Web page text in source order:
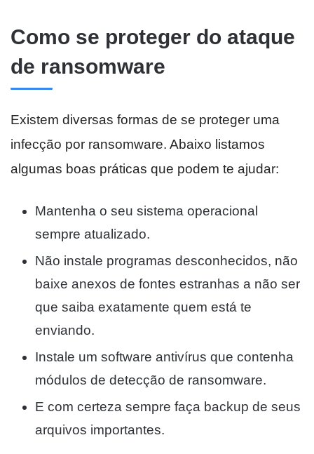
Como se proteger do ataque
de ransomware
Existem diversas formas de se proteger uma
infecção por ransomware. Abaixo listamos
algumas boas práticas que podem te ajudar:
Mantenha o seu sistema operacional
sempre atualizado.
Não instale programas desconhecidos, não
baixe anexos de fontes estranhas a não ser
que saiba exatamente quem está te
enviando.
Instale um software antivírus que contenha
módulos de detecção de ransomware.
E com certeza sempre faça backup de seus
arquivos importantes.